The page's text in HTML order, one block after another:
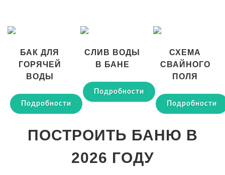
БАК ДЛЯ
ГОРЯЧЕЙ
ВОДЫ
Подробности
СЛИВ ВОДЫ
В БАНЕ
Подробности
СХЕМА
СВАЙНОГО
ПОЛЯ
Подробности
ПОСТРОИТЬ БАНЮ В
2026 ГОДУ